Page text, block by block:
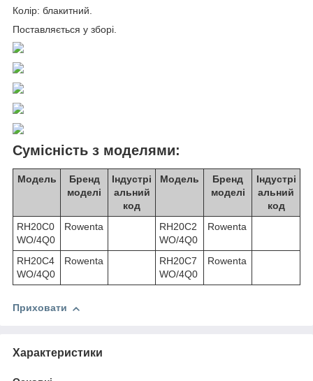
Колір: блакитний.
Поставляється у зборі.
Сумісність з моделями:
Модель
Бренд
моделі
Індустрі
альний
код
Модель
Бренд
моделі
Індустрі
альний
код
RH20C0
WO/4Q0
Rowenta
RH20C2
WO/4Q0
Rowenta
RH20C4
WO/4Q0
Rowenta
RH20C7
WO/4Q0
Rowenta
Приховати
Характеристики